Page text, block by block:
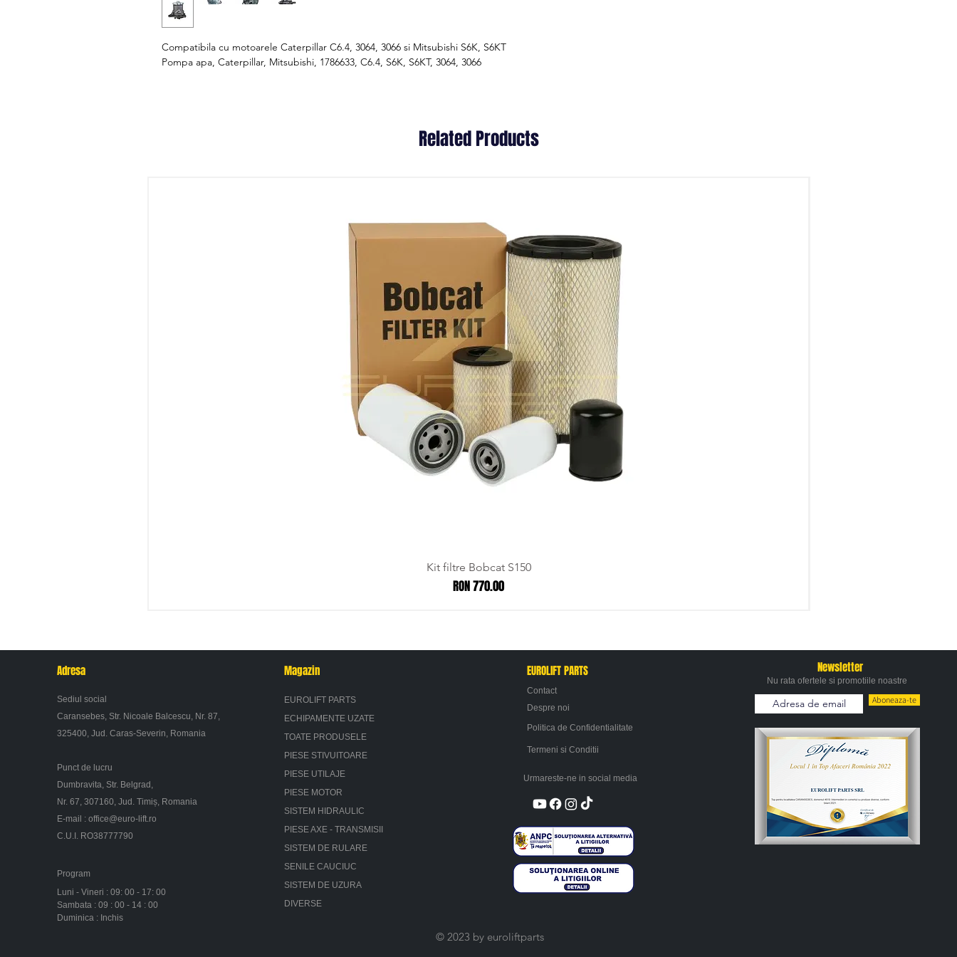
Compatibila cu motoarele Caterpillar C6.4, 3064, 3066 si Mitsubishi S6K, S6KT
Pompa apa, Caterpillar, Mitsubishi, 1786633, C6.4, S6K, S6KT, 3064, 3066
Related Products
Kit filtre Bobcat S150
Price
RON 770.00
Adresa
Sediul social
Caransebes, Str. Nicoale Balcescu, Nr. 87,
325400, Jud. Caras-Severin, Romania
Punct de lucru
Dumbravita, Str. Belgrad,
Nr. 67, 307160, Jud. Timiș, Romania
E-mail : office@euro-lift.ro
C.U.I. RO38777790
Program
Luni - Vineri : 09: 00 - 17: 00
Sambata : 09 : 00 - 14 : 00
Duminica : Inchis
Magazin
EUROLIFT PARTS
ECHIPAMENTE UZATE
TOATE PRODUSELE
PIESE STIVUITOARE
PIESE UTILAJE
PIESE MOTOR
SISTEM HIDRAULIC
PIESE AXE - TRANSMISII
SISTEM DE RULARE
SENILE CAUCIUC
SISTEM DE UZURA
DIVERSE
EUROLIFT PARTS
Contact
Despre noi
Politica de Confidentialitate
Termeni si Conditii
Urmareste-ne in social media
Newsletter
Nu rata ofertele si promotiile noastre
Aboneaza-te
© 2023 by euroliftparts